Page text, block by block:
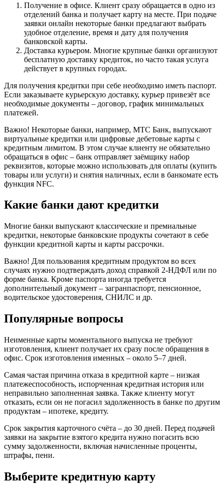
Получение в офисе. Клиент сразу обращается в одно из
отделений банка и получает карту на месте. При подаче
заявки онлайн некоторые банки предлагают выбрать
удобное отделение, время и дату для получения
банковской карты.
Доставка курьером. Многие крупные банки организуют
бесплатную доставку кредиток, но часто такая услуга
действует в крупных городах.
Для получения кредитки при себе необходимо иметь паспорт.
Если заказываете курьерскую доставку, курьер привезёт все
необходимые документы – договор, график минимальных
платежей.
Важно! Некоторые банки, например, МТС Банк, выпускают
виртуальные кредитки или цифровые дебетовые карты с
кредитным лимитом. В этом случае клиенту не обязательно
обращаться в офис – банк отправляет заёмщику набор
реквизитов, которые можно использовать для оплаты (купить
товары или услуги) и снятия наличных, если в банкомате есть
функция NFC.
Какие банки дают кредитки
Многие банки выпускают классические и премиальные
кредитки, некоторые банковские продукты сочетают в себе
функции кредитной карты и карты рассрочки.
Важно! Для пользования кредитным продуктом во всех
случаях нужно подтверждать доход справкой 2-НДФЛ или по
форме банка. Кроме паспорта иногда требуется
дополнительный документ – загранпаспорт, пенсионное,
водительское удостоверения, СНИЛС и др.
Популярные вопросы
Неименные карты моментального выпуска не требуют
изготовления, клиент получает их сразу после обращения в
офис. Срок изготовления именных – около 5–7 дней.
Самая частая причина отказа в кредитной карте – низкая
платежеспособность, испорченная кредитная история или
неправильно заполненная заявка. Также клиенту могут
отказать, если он не погасил задолженность в банке по другим
продуктам – ипотеке, кредиту.
Срок закрытия карточного счёта – до 30 дней. Перед подачей
заявки на закрытие взятого кредита нужно погасить всю
сумму задолженности, включая начисленные проценты,
штрафы, пени.
Выберите кредитную карту